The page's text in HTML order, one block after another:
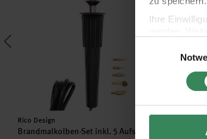
Ihre
Impressum
Hersteller:
Rico Design
Brandmalkolben-Set inkl. 5 Aufsätze